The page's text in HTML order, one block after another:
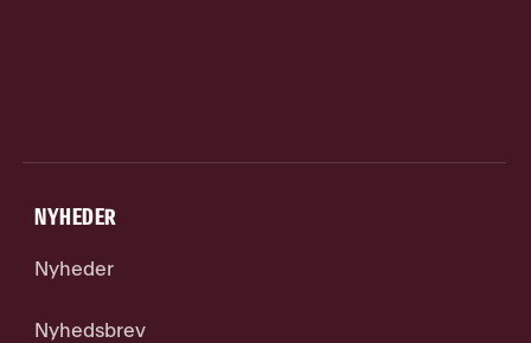
NYHEDER
Nyheder
Nyhedsbrev